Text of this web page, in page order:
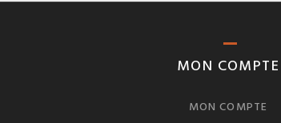
MON COMPTE
MON COMPTE